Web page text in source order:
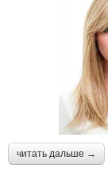
читать дальше →